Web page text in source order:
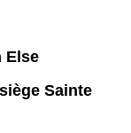
Else
Sainte